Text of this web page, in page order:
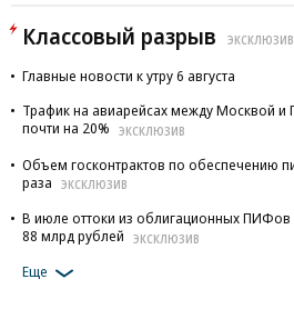
Классовый разрыв ЭКСКЛЮЗИВ
Главные новости к утру 6 августа
Трафик на авиарейсах между Москвой и
почти на 20%
ЭКСКЛЮЗИВ
Объем госконтрактов по обеспечению
раза
ЭКСКЛЮЗИВ
В июле оттоки из облигационных ПИФов
88 млрд рублей
ЭКСКЛЮЗИВ
Еще